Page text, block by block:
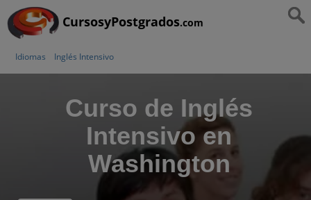
CursosyPostgrados.com
Idiomas Inglés Intensivo
Curso de Inglés
Intensivo en
Washington